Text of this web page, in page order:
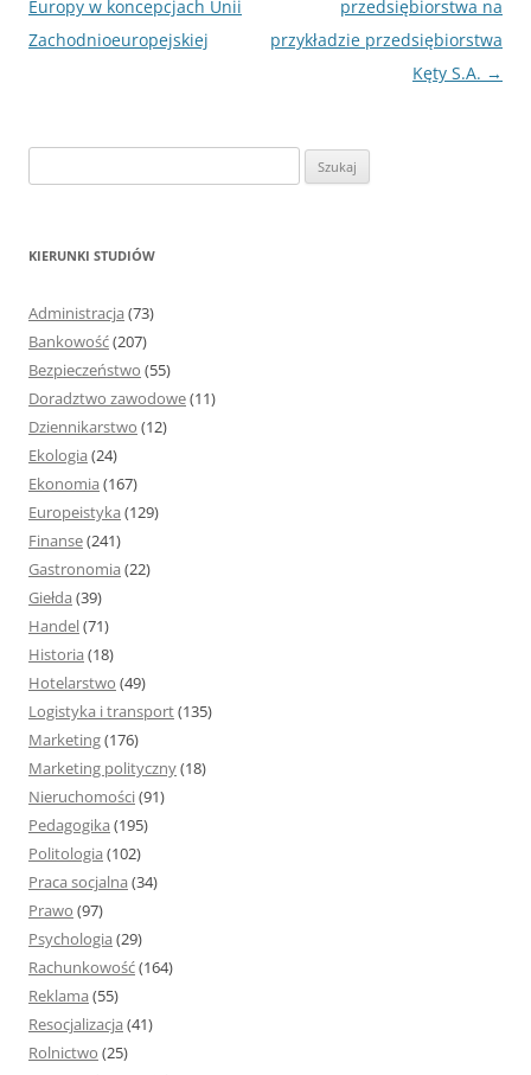
wpisu
Europy w koncepcjach Unii
Zachodnioeuropejskiej
przedsiębiorstwa na
przykładzie przedsiębiorstwa
Kęty S.A. →
z
KIERUNKI STUDIÓW
Administracja (73)
Bankowość(207)
Bezpieczeństwo (55)
Doradztwo zawodowe(11)
Dziennikarstwo (12)
Ekologia (24)
Ekonomia (167)
Europeistyka (129)
Finanse(241)
Gastronomia (22)
Giełda (39)
Handel(71)
Historia (18)
Hotelarstwo (49)
Logistyka i transport(135)
Marketing(176)
Marketing polityczny(18)
Nieruchomości(91)
Pedagogika (195)
Politologia (102)
Praca socjalna (34)
Prawo (97)
Psychologia (29)
Rachunkowość(164)
Reklama (55)
Resocjalizacja (41)
Rolnictwo (25)